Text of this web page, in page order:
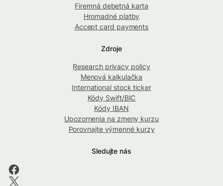
Firemná debetná karta
Hromadné platby
Accept card payments
Zdroje
Research privacy policy
Menová kalkulačka
International stock ticker
Kódy Swift/BIC
Kódy IBAN
Upozornenia na zmeny kurzu
Porovnajte výmenné kurzy
Sledujte nás